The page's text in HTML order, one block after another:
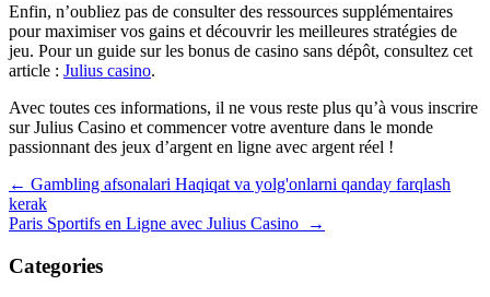
Enfin, n’oubliez pas de consulter des ressources supplémentaires
pour maximiser vos gains et découvrir les meilleures stratégies de
jeu. Pour un guide sur les bonus de casino sans dépôt, consultez cet
article : Julius casino.
Avec toutes ces informations, il ne vous reste plus qu’à vous inscrire
sur Julius Casino et commencer votre aventure dans le monde
passionnant des jeux d’argent en ligne avec argent réel !
Navegación
de
← Gambling afsonalari Haqiqat va yolg'onlarni qanday farqlash
kerak
Paris Sportifs en Ligne avec Julius Casino
→
Categories